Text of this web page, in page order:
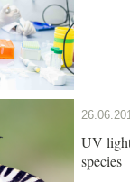
UV
species